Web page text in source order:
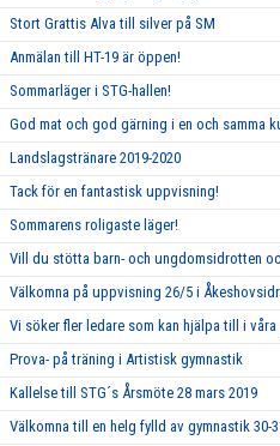
Stort Grattis Alva till silver på SM
Anmälan till HT-19 är öppen!
Sommarläger i STG-hallen!
God mat och god gärning i en och samma
Landslagstränare 2019-2020
Tack för en fantastisk uppvisning!
Sommarens roligaste läger!
Vill du stötta barn- och ungdomsidrotten
Välkomna på uppvisning 26/5 i
Vi söker fler ledare som kan hjälpa till i
Prova- på träning i Artistisk gymnastik
Kallelse till STG´s Årsmöte 28 mars 2019
Välkomna till en helg fylld av gymnastik 30-